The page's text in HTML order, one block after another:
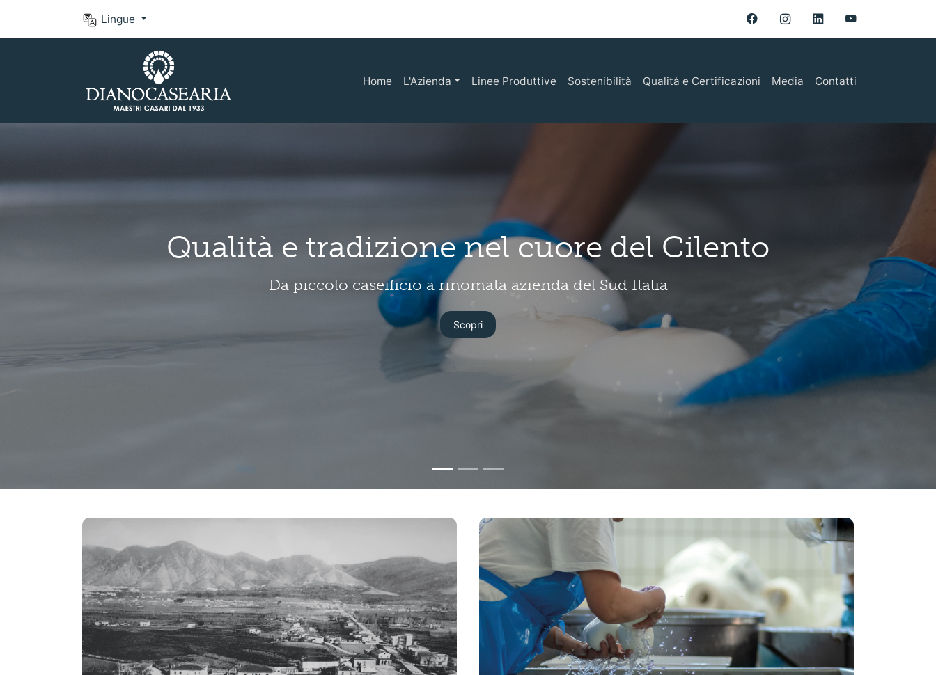
Lingue
Home L'Azienda Linee Produttive Sostenibilità Qualità e Certificazioni Media Contatti
Benessere animale
Allevamenti bio e impegno per la loro felicità
Scopri